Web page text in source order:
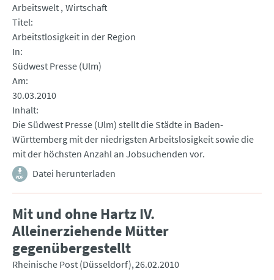
Arbeitswelt Wirtschaft
Titel
Arbeitstlosigkeit in der Region
In
Südwest Presse (Ulm)
Am
30.03.2010
Inhalt
Die Südwest Presse (Ulm) stellt die Städte in Baden-
Württemberg mit der niedrigsten Arbeitslosigkeit sowie die
mit der höchsten Anzahl an Jobsuchenden vor.
Datei herunterladen
Mit und ohne Hartz IV.
Alleinerziehende Mütter
gegenübergestellt
Rheinische Post (Düsseldorf) 26.02.2010